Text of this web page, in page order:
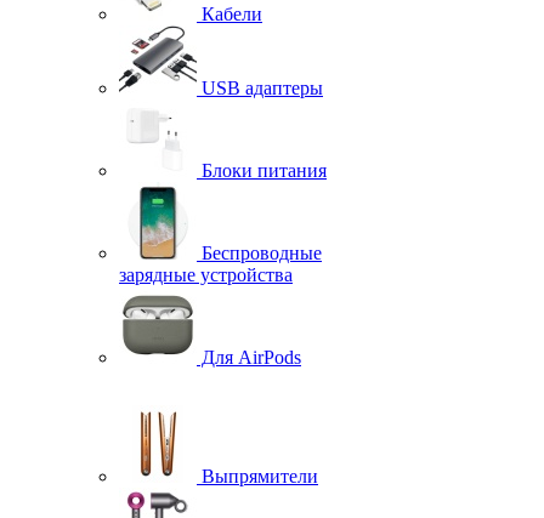
Кабели
USB адаптеры
Блоки питания
Беспроводные
зарядные устройства
Для AirPods
Выпрямители